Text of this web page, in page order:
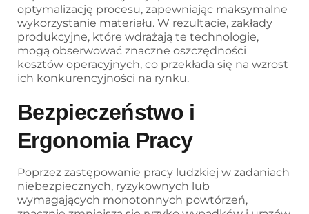
optymalizację procesu, zapewniając maksymalne
wykorzystanie materiału. W rezultacie, zakłady
produkcyjne, które wdrażają te technologie,
mogą obserwować znaczne oszczędności
kosztów operacyjnych, co przekłada się na wzrost
ich konkurencyjności na rynku.
Bezpieczeństwo i
Ergonomia Pracy
Poprzez zastępowanie pracy ludzkiej w zadaniach
niebezpiecznych, ryzykownych lub
wymagających monotonnych powtórzeń,